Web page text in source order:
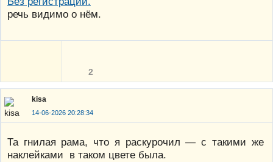
речь видимо о нём.
2
kisa
14-06-2026 20:28:34
Та гнилая рама, что я раскурочил — с такими же
наклейками в таком цвете была.